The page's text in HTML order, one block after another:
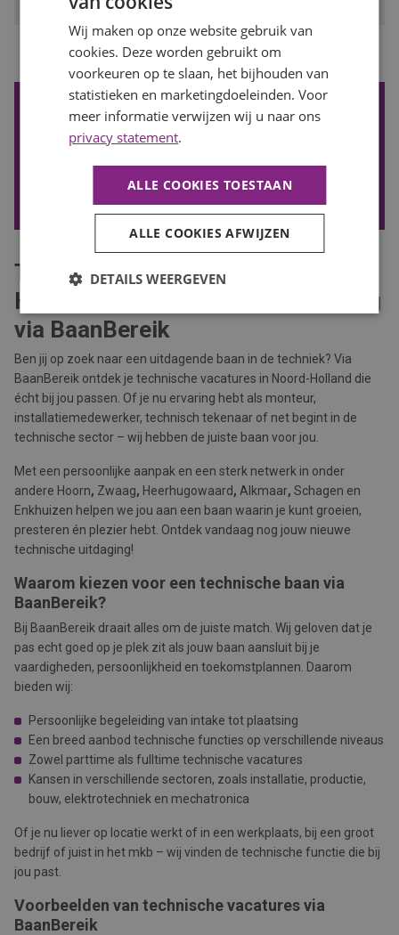
Vorige
1 2 3 4 ... 8
De nieuwste vacatures ontvangen?
Wil je de nieuwste vacatures in je mail ontvangen? Schrijf je
VACATURE ALERT ONTVANGEN
Technische vacatures in Noord-
Holland – Jouw volgende uitdaging
via BaanBereik
Ben jij op zoek naar een uitdagende baan in de techniek? Via
BaanBereik ontdek je technische vacatures in Noord-Holland die
écht bij jou passen. Of je nu ervaring hebt als monteur,
installatiemedewerker, technisch tekenaar of net begint in de
technische sector – wij hebben de juiste baan voor jou.
Met een persoonlijke aanpak en een sterk netwerk in onder
andere Hoorn, Zwaag, Heerhugowaard, Alkmaar, Schagen en
Enkhuizen helpen we jou aan een baan waarin je kunt groeien,
presteren én plezier hebt. Ontdek vandaag nog jouw nieuwe
technische uitdaging!
Waarom kiezen voor een technische baan via
BaanBereik?
Bij BaanBereik draait alles om de juiste match. Wij geloven dat je
pas echt goed op je plek zit als jouw baan aansluit bij je
vaardigheden, persoonlijkheid en toekomstplannen. Daarom
bieden wij:
Persoonlijke begeleiding van intake tot plaatsing
Een breed aanbod technische functies op verschillende niveaus
Zowel parttime als fulltime technische vacatures
Kansen in verschillende sectoren, zoals installatie, productie,
bouw, elektrotechniek en mechatronica
Of je nu liever op locatie werkt of in een werkplaats, bij een groot
bedrijf of juist in het mkb – wij vinden de technische functie die bij
jou past.
Voorbeelden van technische vacatures via
BaanBereik
Wij maken op onze website gebruik van
cookies. Deze worden gebruikt om
voorkeuren op te slaan, het bijhouden van
statistieken en marketingdoeleinden. Voor
meer informatie verwijzen wij u naar ons
privacy statement.
ALLE COOKIES TOESTAAN
ALLE COOKIES AFWIJZEN
DETAILS WEERGEVEN